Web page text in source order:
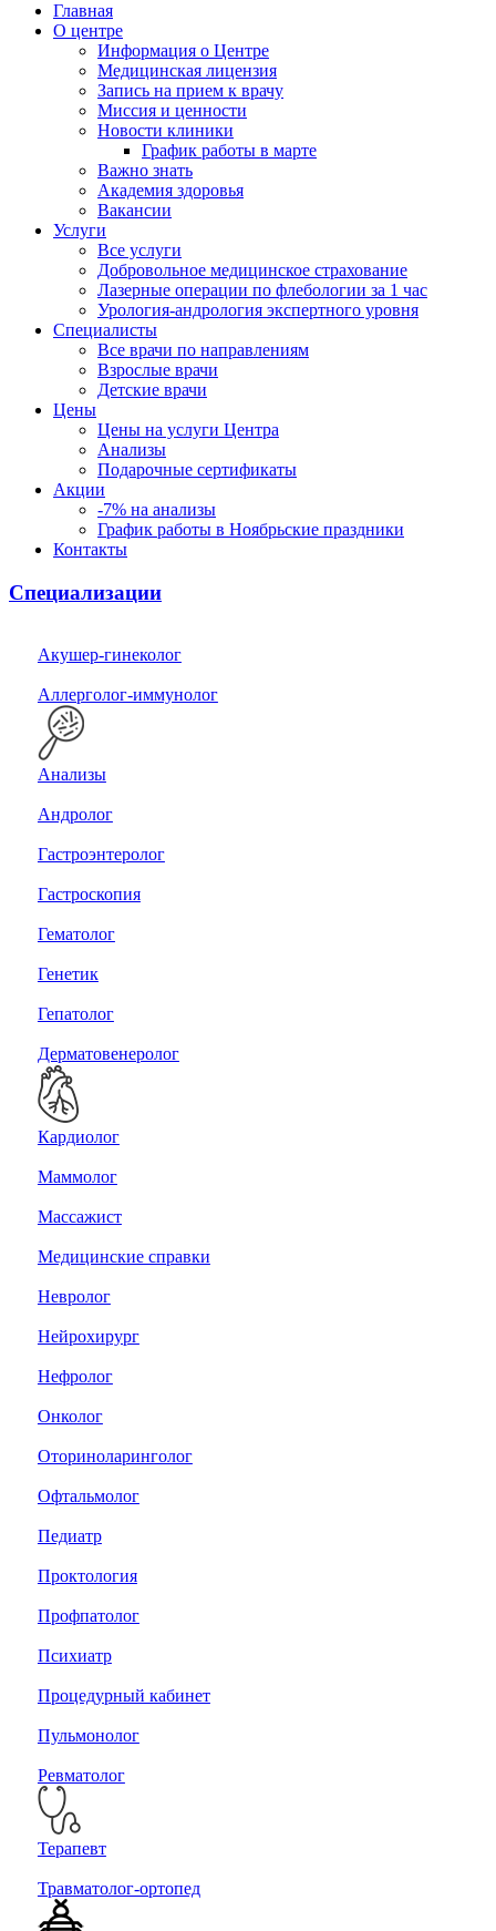
Главная
О центре
Информация о Центре
Медицинская лицензия
Запись на прием к врачу
Миссия и ценности
Новости клиники
График работы в марте
Важно знать
Академия здоровья
Вакансии
Услуги
Все услуги
Добровольное медицинское страхование
Лазерные операции по флебологии за 1 час
Урология-андрология экспертного уровня
Специалисты
Все врачи по направлениям
Взрослые врачи
Детские врачи
Цены
Цены на услуги Центра
Анализы
Подарочные сертификаты
Акции
-7% на анализы
График работы в Ноябрьские праздники
Контакты
Специализации
Акушер-гинеколог
Аллерголог-иммунолог
Анализы
Андролог
Гастроэнтеролог
Гастроскопия
Гематолог
Генетик
Гепатолог
Дерматовенеролог
Кардиолог
Маммолог
Массажист
Медицинские справки
Невролог
Нейрохирург
Нефролог
Онколог
Оториноларинголог
Офтальмолог
Педиатр
Проктология
Профпатолог
Психиатр
Процедурный кабинет
Пульмонолог
Ревматолог
Терапевт
Травматолог-ортопед